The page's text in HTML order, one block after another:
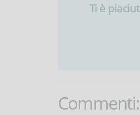
Ti è
Commenti: